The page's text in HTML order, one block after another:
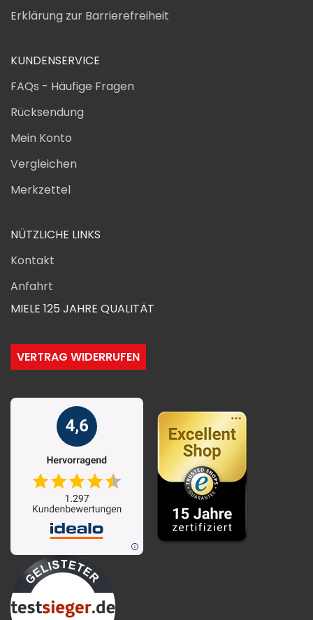
Erklärung zur Barrierefreiheit
KUNDENSERVICE
FAQs - Häufige Fragen
Rücksendung
Mein Konto
Vergleichen
Merkzettel
NÜTZLICHE LINKS
Kontakt
Anfahrt
MIELE 125 JAHRE QUALITÄT
VERTRAG WIDERRUFEN